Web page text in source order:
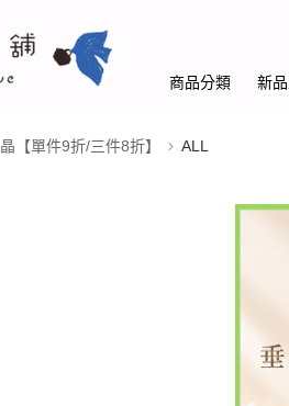
商品分類 新
【單件9折/三件8折】 ALL